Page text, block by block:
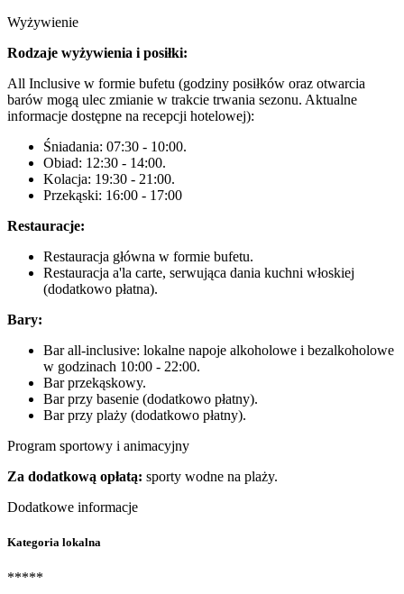
Wyżywienie
Rodzaje wyżywienia i posiłki:
All Inclusive w formie bufetu (godziny posiłków oraz otwarcia
barów mogą ulec zmianie w trakcie trwania sezonu. Aktualne
informacje dostępne na recepcji hotelowej):
Śniadania: 07:30 - 10:00.
Obiad: 12:30 - 14:00.
Kolacja: 19:30 - 21:00.
Przekąski: 16:00 - 17:00
Restauracje:
Restauracja główna w formie bufetu.
Restauracja a'la carte, serwująca dania kuchni włoskiej
(dodatkowo płatna).
Bary:
Bar all-inclusive: lokalne napoje alkoholowe i bezalkoholowe
w godzinach 10:00 - 22:00.
Bar przekąskowy.
Bar przy basenie (dodatkowo płatny).
Bar przy plaży (dodatkowo płatny).
Program sportowy i animacyjny
Za dodatkową opłatą: sporty wodne na plaży.
Dodatkowe informacje
Kategoria lokalna
*****